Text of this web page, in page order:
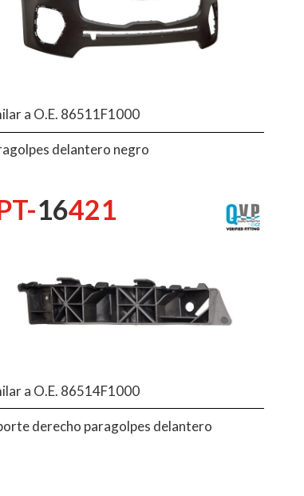
a O.E. 86511F1000
delantero negro
16421
a O.E. 86514F1000
derecho paragolpes delantero